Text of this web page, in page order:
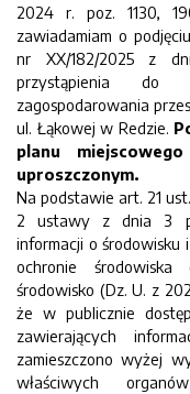
2024 r. poz. 1130,
zawiadamiam o
nr XX/182/2025 z
przystąpienia do
zagospodarowania
ul. Łąkowej w Redzie.
planu
uproszczonym.
Na podstawie art. 21
2 ustawy z dnia 3
informacji o środowisku
ochronie
środowisko (Dz. U. z
że w publicznie
zawierających
zamieszczono wyżej
właściwych